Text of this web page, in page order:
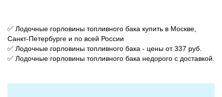
✅ Лодочные горловины топливного бака купить в Москве,
Санкт-Петербурге и по всей России
✅ Лодочные горловины топливного бака - цены от 337 руб.
✅ Лодочные горловины топливного бака недорого с доставкой.